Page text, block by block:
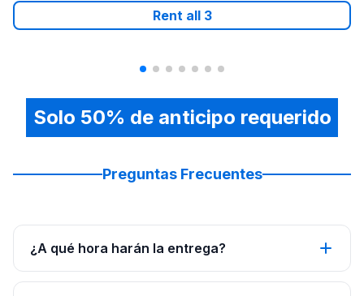
Rent all 3
Solo 50% de anticipo requerido
Preguntas Frecuentes
¿A qué hora harán la entrega?